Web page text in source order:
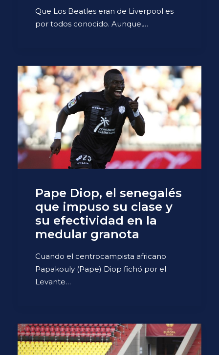
Que Los Beatles eran de Liverpool es
por todos conocido. Aunque,…
Pape Diop, el senegalés
que impuso su clase y
su efectividad en la
medular granota
Cuando el centrocampista africano
Papakouly (Pape) Diop fichó por el
Levante…